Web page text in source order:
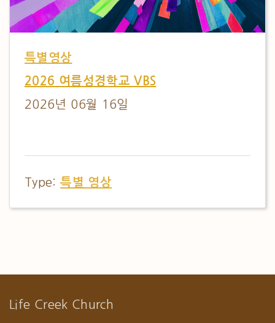
특별영상
2026 여름성경학교 VBS
2026년 06월 16일
Type: 특별 영상
Life Creek Church